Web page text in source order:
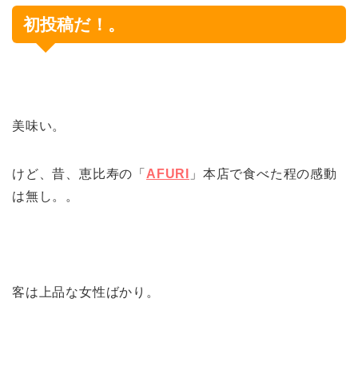
初投稿だ！。
美味い。
けど、昔、恵比寿の「 AFURI
」本店で食べた程の感動
は無し。。
客は上品な女性ばかり。